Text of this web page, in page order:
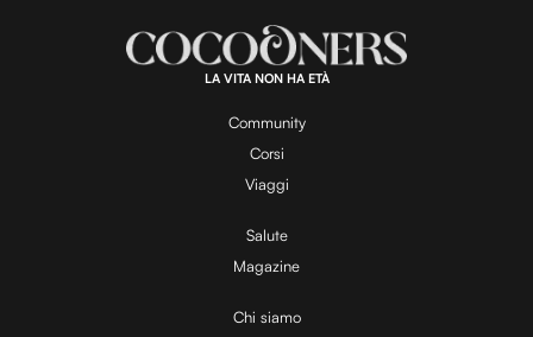
a
y
V
i
:
1
0
0
.
0
LA VITA NON HA ETÀ
Community
Corsi
Viaggi
Salute
Magazine
Chi siamo